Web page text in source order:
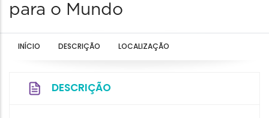
para o Mundo
INÍCIO DESCRIÇÃO LOCALIZAÇÃO
DESCRIÇÃO